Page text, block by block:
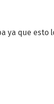
ya que esto